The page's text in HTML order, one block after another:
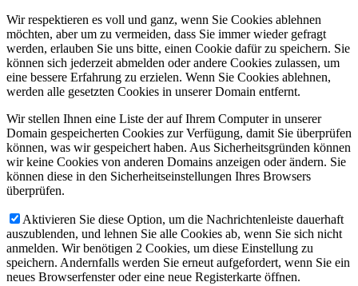
Wir respektieren es voll und ganz, wenn Sie Cookies ablehnen
möchten, aber um zu vermeiden, dass Sie immer wieder gefragt
werden, erlauben Sie uns bitte, einen Cookie dafür zu speichern. Sie
können sich jederzeit abmelden oder andere Cookies zulassen, um
eine bessere Erfahrung zu erzielen. Wenn Sie Cookies ablehnen,
werden alle gesetzten Cookies in unserer Domain entfernt.
Wir stellen Ihnen eine Liste der auf Ihrem Computer in unserer
Domain gespeicherten Cookies zur Verfügung, damit Sie überprüfen
können, was wir gespeichert haben. Aus Sicherheitsgründen können
wir keine Cookies von anderen Domains anzeigen oder ändern. Sie
können diese in den Sicherheitseinstellungen Ihres Browsers
überprüfen.
Aktivieren Sie diese Option, um die Nachrichtenleiste dauerhaft
auszublenden, und lehnen Sie alle Cookies ab, wenn Sie sich nicht
anmelden. Wir benötigen 2 Cookies, um diese Einstellung zu
speichern. Andernfalls werden Sie erneut aufgefordert, wenn Sie ein
neues Browserfenster oder eine neue Registerkarte öffnen.